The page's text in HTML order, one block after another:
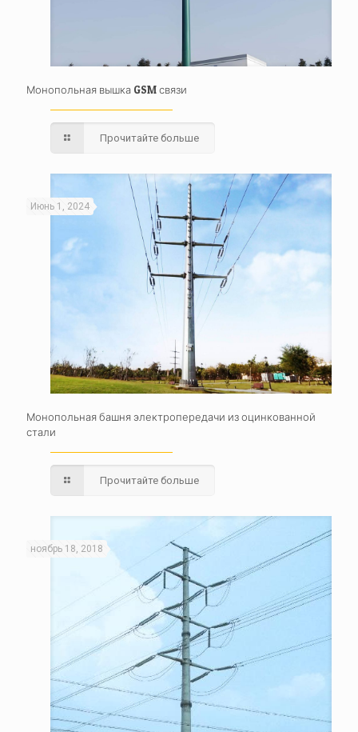
Монопольная вышка GSM связи
Прочитайте больше
Июнь 1, 2024
Монопольная башня электропередачи из оцинкованной
стали
Прочитайте больше
ноябрь 18, 2018